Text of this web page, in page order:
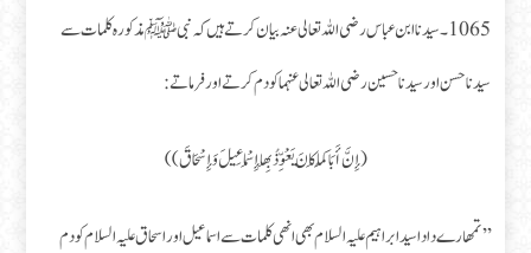
1065۔ سیدنا ابن عباس رضی اللہ تعالی عنہ بیان کرتے ہیں کہ نبی ﷺ مذکورہ کلمات سے
سیدنا حسن اور سیدنا حسین رضی اللہ تعالی عنہماکو دم کرتے اور فرماتے:
(إِنَّ أَبَاكُمَا كَانَ يَعْوِّذُ بِهَا إِسْمَاعِيلَ وَإِسْحَاقَ))
’’تمھارے دادا سید ابراہیم علیہ السلام بھی انھی کلمات سے اسماعیل اور اسحاق علیہ السلام کو دم